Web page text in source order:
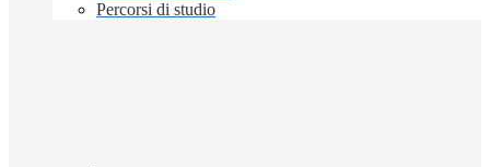
Percorsi di studio